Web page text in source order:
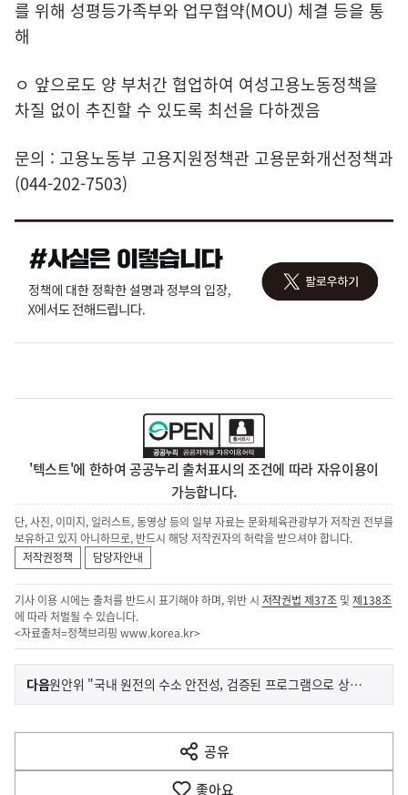
를 위해 성평등가족부와 업무협약(MOU) 체결 등을 통
해
ㅇ 앞으로도 양 부처간 협업하여 여성고용노동정책을
차질 없이 추진할 수 있도록 최선을 다하겠음
문의 : 고용노동부 고용지원정책관 고용문화개선정책과
(044-202-7503)
'텍스트'에 한하여 공공누리 출처표시의 조건에 따라 자유이용이
가능합니다.
단, 사진, 이미지, 일러스트, 동영상 등의 일부 자료는 문화체육관광부가 저작권 전부를
보유하고 있지 아니하므로, 반드시 해당 저작권자의 허락을 받으셔야 합니다.
저작권정책
담당자안내
기사 이용 시에는 출처를 반드시 표기해야 하며, 위반 시 저작권법 제37조 및제138조
에 따라 처벌될 수 있습니다.
<자료출처=정책브리핑 www.korea.kr>
이
전
다
음
다음기
사
원안위 "국내 원전의 수소 안전성, 검증된 프로그램으로 상세 분석"
공유
열
기
좋아요